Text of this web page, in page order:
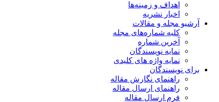
اهداف و زمینه‌ها
اخبار نشریه
آرشیو مجله و مقالات
کلیه شماره‌های مجله
آخرین شماره
نمایه نویسندگان
نمایه واژه های کلیدی
برای نویسندگان
راهنمای نگارش مقاله
راهنمای ارسال مقاله
فرم ارسال مقاله